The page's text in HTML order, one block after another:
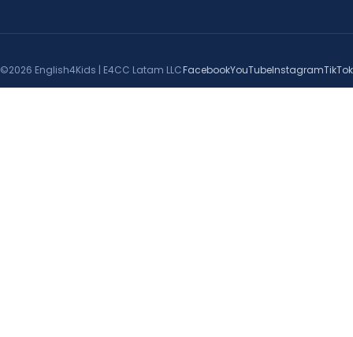
©2026 English4Kids | E4CC Latam LLCFacebookYouTubeInstagramTikTok